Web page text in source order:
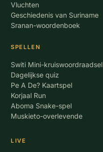
Vluchten
Geschiedenis van Suriname
Sranan-woordenboek
SPELLEN
Switi Mini-kruiswoordraadsel
Dagelijkse quiz
Pe A De? Kaartspel
Korjaal Run
Aboma Snake-spel
Muskieto-overlevende
LIVE